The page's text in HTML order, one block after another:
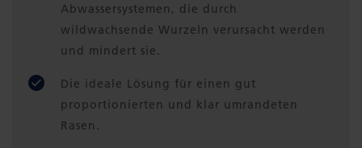
Abwassersystemen, die durch
wildwachsende Wurzeln verursacht werden
und mindert sie.
Die ideale Lösung für einen gut
proportionierten und klar umrandeten
Rasen.